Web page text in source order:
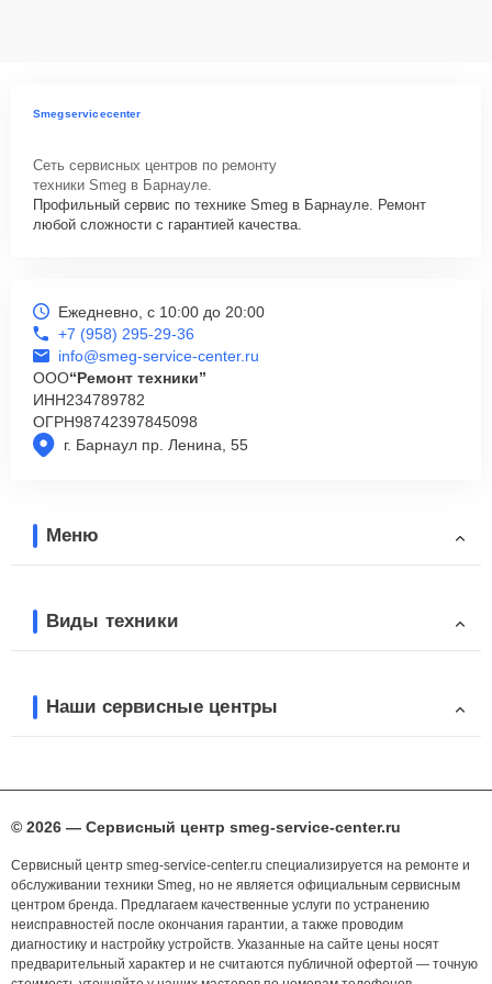
Для запуска процесса ремонта варочной панели Smeg P764AO
проконсультируют по всем необходимым вопросам, запишут на
диагностику, подскажут с вариантами курьерской доставки или
оформят выезд мастера в удобное время и место.
Smegservicecenter
Сеть сервисных центров по ремонту
техники Smeg в Барнауле.
Профильный сервис по технике Smeg в Барнауле. Ремонт
любой сложности с гарантией качества.
г. Барнаул пр. Ленина, 55
Ежедневно, с 10:00 до 20:00
+7 (958) 295-29-36
info@smeg-service-center.ru
ООО“Ремонт техники”
ИНН234789782
ОГРН98742397845098
Меню
Виды техники
Наши сервисные центры
© 2026 — Сервисный центр smeg-service-center.ru
Сервисный центр smeg-service-center.ru специализируется на ремонте и
обслуживании техники Smeg, но не является официальным сервисным
центром бренда. Предлагаем качественные услуги по устранению
неисправностей после окончания гарантии, а также проводим
диагностику и настройку устройств. Указанные на сайте цены носят
предварительный характер и не считаются публичной офертой — точную